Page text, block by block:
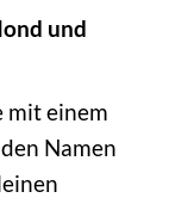
und
mit einem
Namen